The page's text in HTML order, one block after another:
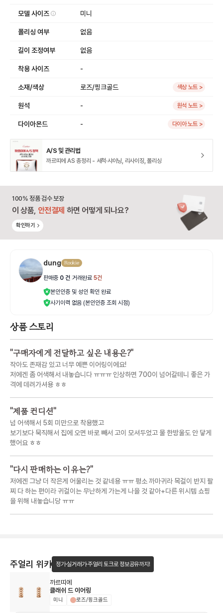
모델 사이즈 미니
폴리싱 여부 없음
길이 조정여부 없음
착용 사이즈 -
소재/색상 로즈/핑크골드 색상 노트 >
원석 - 원석 노트 >
다이아몬드 - 다이아 노트 >
A/S 및 관리법
까르띠에 AS 총정리 - 세척·샤이닝, 리사이징, 폴리싱
100% 정품 검수 보장
이 상품, 안전결제 하면 어떻게 되나요?
확인하기
dung Rookie
판매중 0 건 거래완료 5건
본인인증 및 성인 확인 완료
사기이력 없음 (본인인증 조회 시점)
상품 스토리
"구매자에게 전달하고 싶은 내용은?"
작아도 존재감 있고 너무 예쁜 이어링이에요!
저에겐 좀 어색해서 내놓습니다 ㅠㅠㅠ 인상하면 700이 넘어갈테니 좋은 가
격에 데려가셔용 ㅎㅎ
"제품 컨디션"
넘 어색해서 5회 미만으로 착용했고
보기보다 묵직해서 집에 오면 바로 빼서 고이 모셔두었고 물 한방울도 안 닿게
했어요 ㅎㅎ
"다시 판매하는 이유는?"
저에겐 그냥 더 작은게 어울리는 것 같네용 ㅠㅠ 평소 까마귀라 목걸이 반지 팔
찌 다 하는 편이라 귀걸이는 무난하게 가는게 나을 것 같아+다른 위시템 쇼핑
을 위해 내놓습니당 ㅠㅠ
주얼리 위키 정가·실거래가·주얼리 토크로 정보공유까지!
까르띠에
클래쉬 드 이어링
미니 로즈/핑크골드